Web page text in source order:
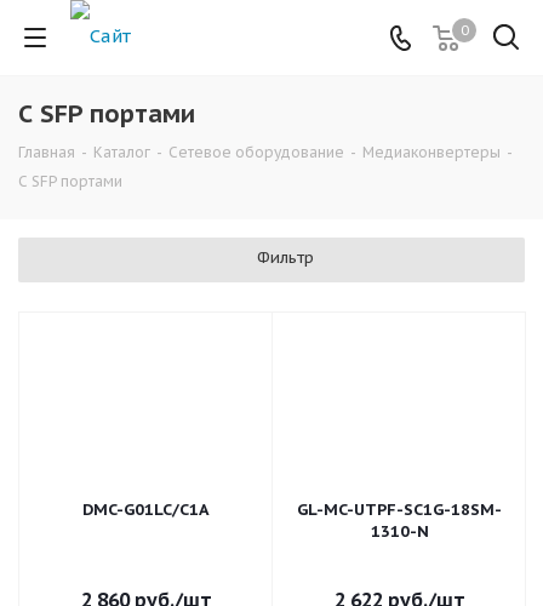
0
С SFP портами
Главная - Каталог - Сетевое оборудование - Медиаконвертеры -
С SFP портами
Фильтр
DMC-G01LC/C1A
2 860руб./шт
GL-MC-UTPF-SC1G-18SM-
1310-N
2 622 руб./шт